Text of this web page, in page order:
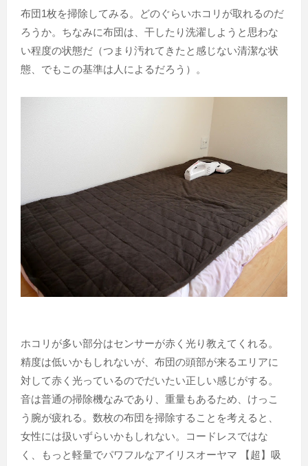
布団1枚を掃除してみる。どのぐらいホコリが取れるのだ
ろうか。ちなみに布団は、干したり洗濯しようと思わな
い程度の状態だ（つまり汚れてきたと感じない清潔な状
態、でもこの基準は人によるだろう）。
ホコリが多い部分はセンサーが赤く光り教えてくれる。
精度は低いかもしれないが、布団の頭部が来るエリアに
対して赤く光っているのでだいたい正しい感じがする。
音は普通の掃除機なみであり、重量もあるため、けっこ
う腕が疲れる。数枚の布団を掃除することを考えると、
女性には扱いずらいかもしれない。コードレスではな
く、もっと軽量でパワフルなアイリスオーヤマ 【超】吸